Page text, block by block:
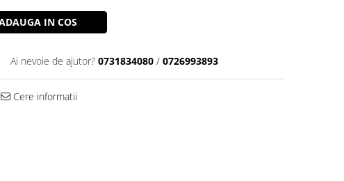
IN COS
Ai nevoie de ajutor? 0731834080 / 0726993893
Cere informatii